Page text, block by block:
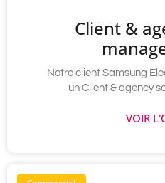
Client &
Notre client Samsung
un Client & agency
VOIR